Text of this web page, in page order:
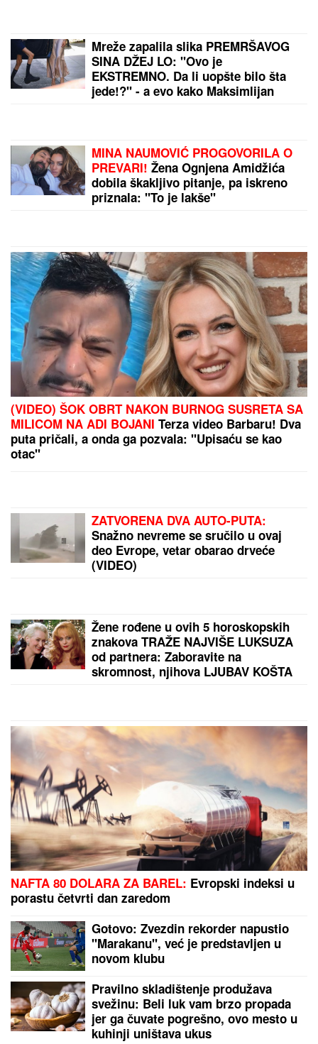
"BABA VANGA JE REKLA DA ĆE ŽIVETI DO 86.
GODINE, NEŠTO SE DESILO..."Suzana Jovanović
otvorila dušu o odlasku Saše Popovića i otkrila da li
PREPORUKA ZA VAS
SPECIJALNA VEČERAMatora okupila najdraže
ljude: Evo gde se opuštaju, rijaliti učesnici puno
srce (FOTO)
Mreže zapalila slika PREMRŠAVOG
SINA DŽEJ LO: "Ovo je
EKSTREMNO. Da li uopšte bilo šta
jede!?" - a evo kako Maksimlijan
MINA NAUMOVIĆ PROGOVORILA O
PREVARI!Žena Ognjena Amidžića
dobila škakljivo pitanje, pa iskreno
priznala: "To je lakše"
(VIDEO) ŠOK OBRT NAKON BURNOG SUSRETA SA
MILICOM NA ADI BOJANITerza video Barbaru! Dva
otac"
ZATVORENA DVA AUTO-PUTA:
Snažno nevreme se sručilo u ovaj
deo Evrope, vetar obarao drveće